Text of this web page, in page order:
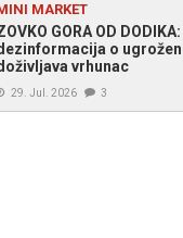
MARKET
GORA OD
o
vrhunac
29. Jul. 2026 3